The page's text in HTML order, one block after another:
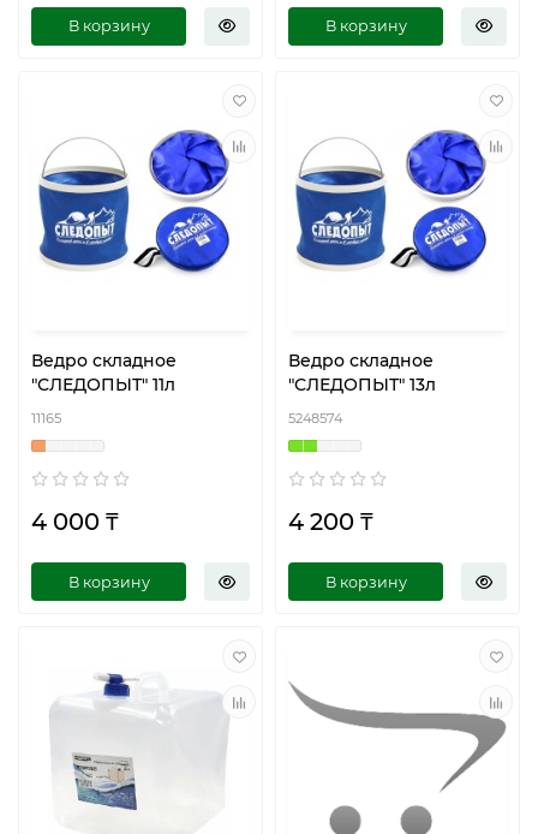
В корзину В корзину
Ведро складное
"СЛЕДОПЫТ" 11л
11165
4 000 ₸
В корзину
Ведро складное
"СЛЕДОПЫТ" 13л
5248574
4 200 ₸
В корзину